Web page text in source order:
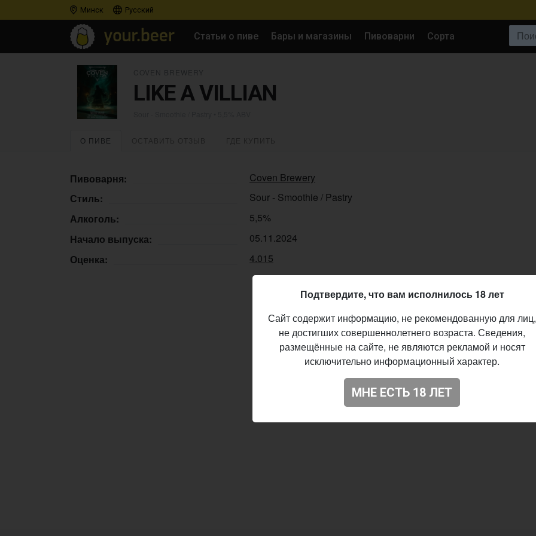
Минск Русский
Статьи о пиве Бары и магазины Пивоварни Сорта
LIKE A VILLIAN
О ПИВЕ
Пивоварня:
Coven Brewery
Стиль:
Sour - Smoothie / Pastry
Алкоголь:
5,5%
Начало выпуска:
05.11.2024
Оценка:
4.015
Подтвердите, что вам исполнилось 18 лет
Сайт содержит информацию, не рекомендованную для лиц,
не достигших совершеннолетнего возраста. Сведения,
размещённые на сайте, не являются рекламой и носят
исключительно информационный характер.
МНЕ ЕСТЬ 18 ЛЕТ